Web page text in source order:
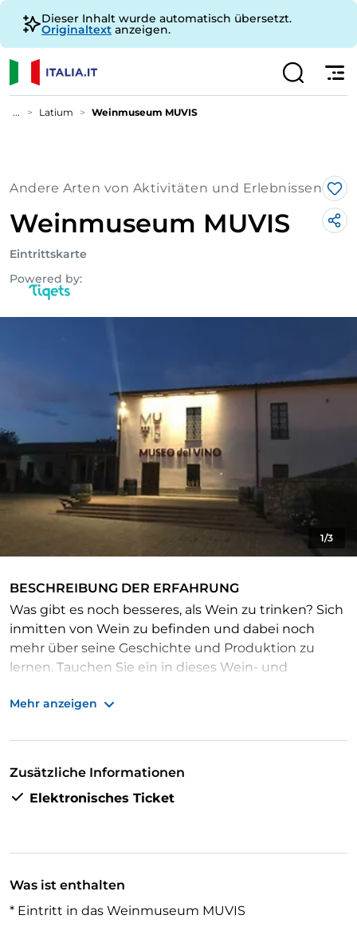
Dieser Inhalt wurde automatisch übersetzt.
Originaltext anzeigen.
... Latium Weinmuseum MUVIS
Andere Arten von Aktivitäten und Erlebnissen
Weinmuseum MUVIS
Eintrittskarte
Powered by:
1/3
BESCHREIBUNG DER ERFAHRUNG
Was gibt es noch besseres, als Wein zu trinken? Sich
inmitten von Wein zu befinden und dabei noch
mehr über seine Geschichte und Produktion zu
lernen. Tauchen Sie ein in dieses Wein- und
Teverina und werden Sie Zeuge der größten
haben.
Mehr anzeigen
Zusätzliche Informationen
Elektronisches Ticket
Was ist enthalten
* Eintritt in das Weinmuseum MUVIS